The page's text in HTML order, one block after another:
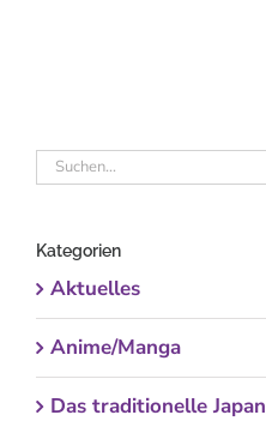
Suche
Kategorien
Aktuelles
Anime/Manga
Das traditionelle Japan